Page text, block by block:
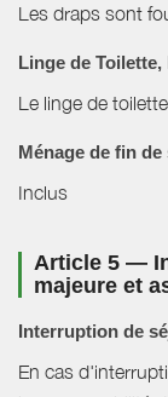
Les draps sont
Linge de
Le linge de
Ménage de fin
Inclus
Article 5 —
majeure et
Interruption de
En cas